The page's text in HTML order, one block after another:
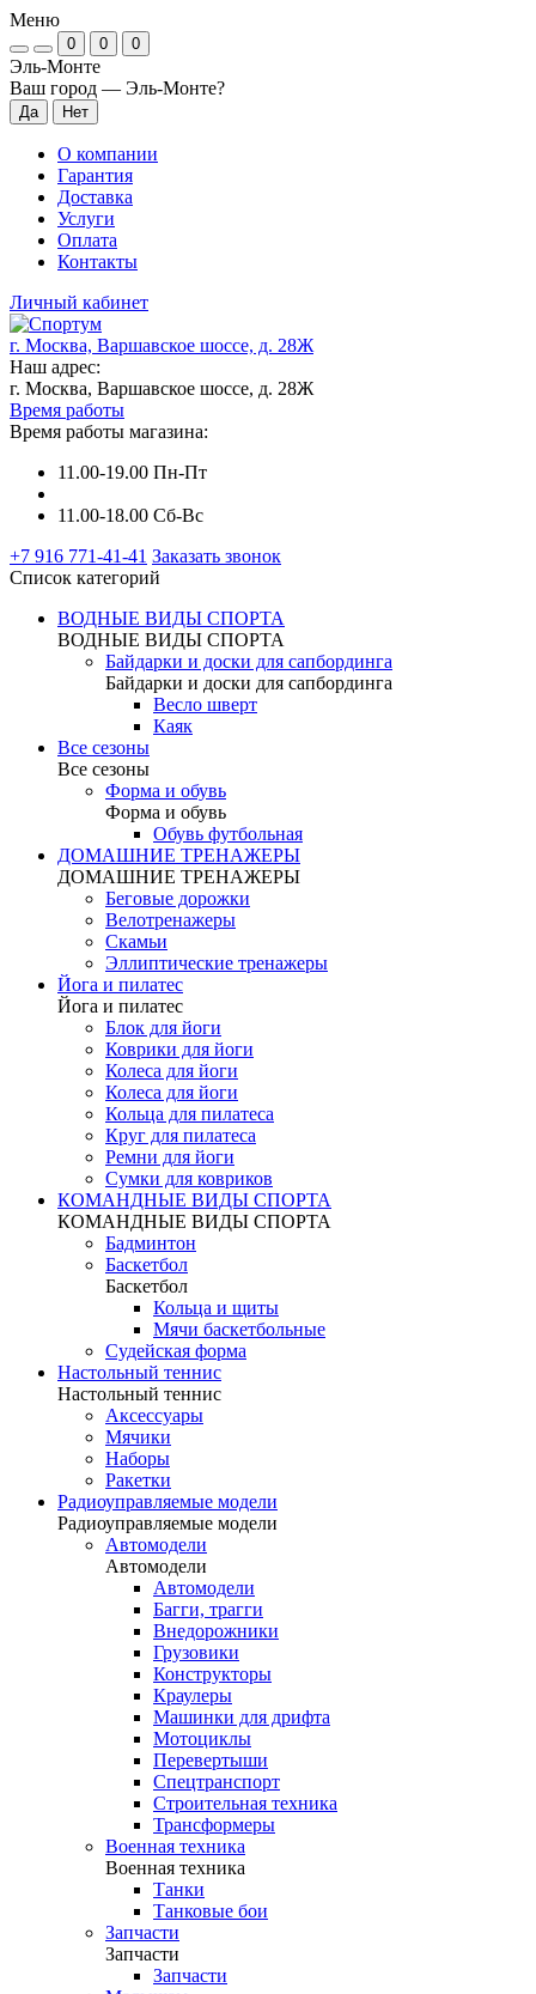
Меню
0 0 0
Эль-Монте
Ваш город — Эль-Монте?
О компании
Гарантия
Доставка
Услуги
Оплата
Контакты
Личный кабинет
г. Москва, Варшавское шоссе, д. 28Ж
Наш адрес:
г. Москва, Варшавское шоссе, д. 28Ж
Время работы
Время работы магазина:
11.00-19.00 Пн-Пт
11.00-18.00 Сб-Вс
+7 916 771-41-41 Заказать звонок
Список категорий
ВОДНЫЕ ВИДЫ СПОРТА
ВОДНЫЕ ВИДЫ СПОРТА
Байдарки и доски для сапбординга
Байдарки и доски для сапбординга
Весло шверт
Каяк
Все сезоны
Все сезоны
Форма и обувь
Форма и обувь
Обувь футбольная
ДОМАШНИЕ ТРЕНАЖЕРЫ
ДОМАШНИЕ ТРЕНАЖЕРЫ
Беговые дорожки
Велотренажеры
Скамьи
Эллиптические тренажеры
Йога и пилатес
Йога и пилатес
Блок для йоги
Коврики для йоги
Колеса для йоги
Колеса для йоги
Кольца для пилатеса
Круг для пилатеса
Ремни для йоги
Сумки для ковриков
КОМАНДНЫЕ ВИДЫ СПОРТА
КОМАНДНЫЕ ВИДЫ СПОРТА
Бадминтон
Баскетбол
Баскетбол
Кольца и щиты
Мячи баскетбольные
Судейская форма
Настольный теннис
Настольный теннис
Аксессуары
Мячики
Наборы
Ракетки
Радиоуправляемые модели
Радиоуправляемые модели
Автомодели
Автомодели
Автомодели
Багги, трагги
Внедорожники
Грузовики
Конструкторы
Краулеры
Машинки для дрифта
Мотоциклы
Перевертыши
Спецтранспорт
Строительная техника
Трансформеры
Военная техника
Военная техника
Танки
Танковые бои
Запчасти
Запчасти
Запчасти